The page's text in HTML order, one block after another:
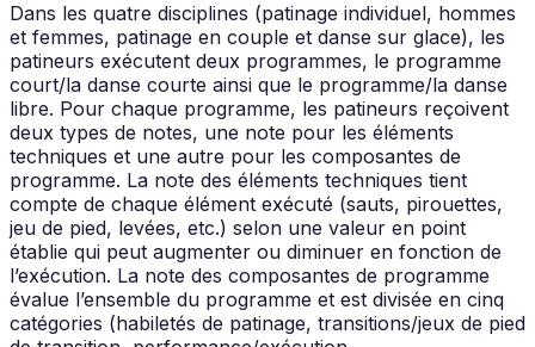
Dans les quatre disciplines (patinage individuel, hommes
et femmes, patinage en couple et danse sur glace), les
patineurs exécutent deux programmes, le programme
court/la danse courte ainsi que le programme/la danse
libre. Pour chaque programme, les patineurs reçoivent
deux types de notes, une note pour les éléments
techniques et une autre pour les composantes de
programme. La note des éléments techniques tient
compte de chaque élément exécuté (sauts, pirouettes,
jeu de pied, levées, etc.) selon une valeur en point
établie qui peut augmenter ou diminuer en fonction de
l’exécution. La note des composantes de programme
évalue l’ensemble du programme et est divisée en cinq
catégories (habiletés de patinage, transitions/jeux de pied